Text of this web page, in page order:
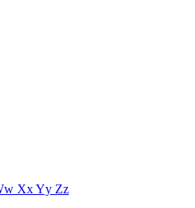
XxYy Zz